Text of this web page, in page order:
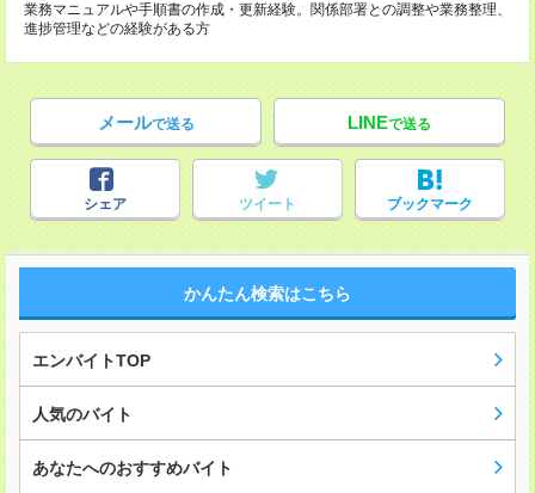
業務マニュアルや手順書の作成・更新経験。関係部署との調整や業務整理、
進捗管理などの経験がある方
メールで送る LINEで送る
シェア ツイート ブックマーク
かんたん検索はこちら
エンバイトTOP
人気のバイト
あなたへのおすすめバイト